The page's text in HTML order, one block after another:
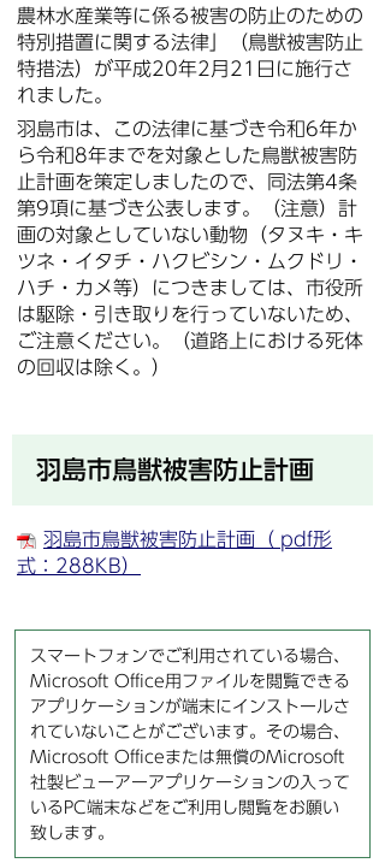
農林水産業等に係る被害の防止のための
特別措置に関する法律」（鳥獣被害防止
特措法）が平成20年2月21日に施行さ
れました。
羽島市は、この法律に基づき令和6年か
ら令和8年までを対象とした鳥獣被害防
止計画を策定しましたので、同法第4条
第9項に基づき公表します。（注意）計
画の対象としていない動物（タヌキ・キ
ツネ・イタチ・ハクビシン・ムクドリ・
ハチ・カメ等）につきましては、市役所
は駆除・引き取りを行っていないため、
ご注意ください。（道路上における死体
の回収は除く。）
羽島市鳥獣被害防止計画
羽島市鳥獣被害防止計画（ pdf形
式：288KB）
スマートフォンでご利用されている場合、
Microsoft Office用ファイルを閲覧できる
アプリケーションが端末にインストールさ
れていないことがございます。その場合、
Microsoft Officeまたは無償のMicrosoft
社製ビューアーアプリケーションの入って
いるPC端末などをご利用し閲覧をお願い
致します。